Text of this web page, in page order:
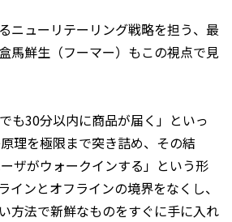
ニューリテーリング戦略を担う、最
馬鮮生（フーマー）もこの視点で見
も30分以内に商品が届く」といっ
理を極限まで突き詰め、その結
ザがウォークインする」という形
インとオフラインの境界をなくし、
方法で新鮮なものをすぐに手に入れ